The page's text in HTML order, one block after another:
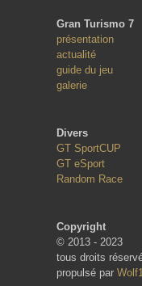
Gran Turismo 7
présentation
actualité
guide du jeu
galerie
Divers
GT SportCUP
GT eSport
Random Race
Copyright
© 2013 - 2023
tous droits
propulsé par